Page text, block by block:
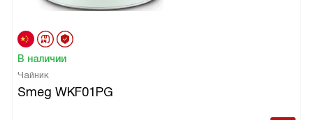
В наличии
Чайник
Smeg WKF01PG